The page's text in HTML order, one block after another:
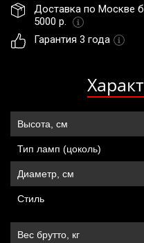
Доставка по Москве
5000 р.
Гарантия 3 года
Высота, см
Тип ламп (цоколь)
Диаметр, см
Стиль
Вес брутто, кг